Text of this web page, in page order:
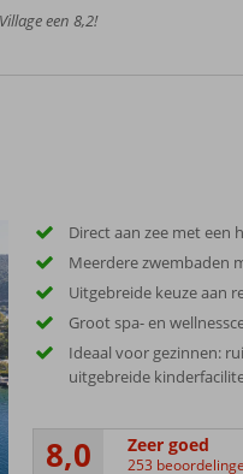
een 8,2!
Direct aan zee met een
Meerdere zwembaden
Uitgebreide keuze aan
Groot spa- en
Ideaal voor gezinnen:
uitgebreide
8,0 Zeer goed
253